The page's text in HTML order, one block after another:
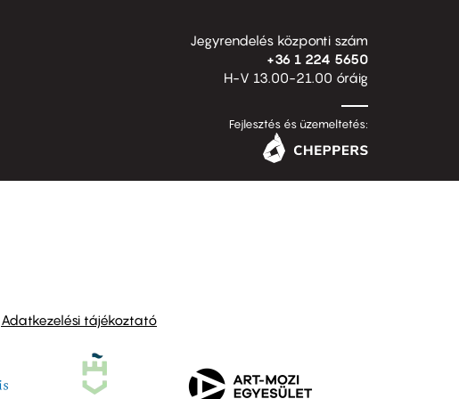
Jegyrendelés központi szám
+36 1 224 5650
H-V 13.00-21.00 óráig
Fejlesztés és üzemeltetés:
Adatkezelési tájékoztató